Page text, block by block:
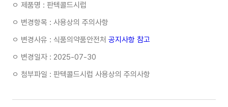
ㅇ 제품명 : 판텍콜드시럽
ㅇ 변경항목 : 사용상의 주의사항
ㅇ 변경사유 : 식품의약품안전처 공지사항 참고
ㅇ 변경일자 : 2025-07-30
ㅇ 첨부파일 : 판텍콜드시럽 사용상의 주의사항